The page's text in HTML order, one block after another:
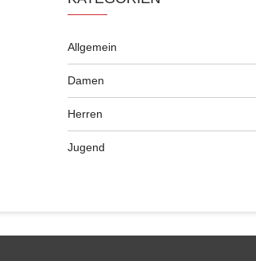
Allgemein
Damen
Herren
Jugend